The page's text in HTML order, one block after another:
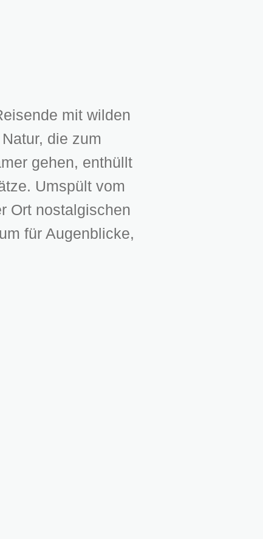
mit wilden
die zum
gehen, enthüllt
Umspült vom
Ort nostalgischen
für Augenblicke,